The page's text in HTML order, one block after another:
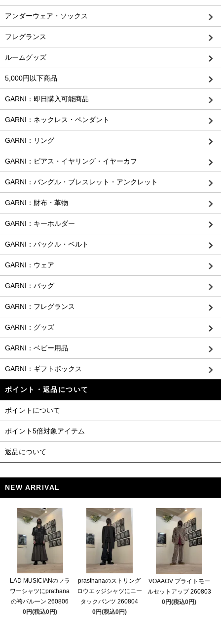
アンダーウェア・ソックス
フレグランス
ルームグッズ
5,000円以下商品
GARNI：即日購入可能商品
GARNI：ネックレス・ペンダント
GARNI：リング
GARNI：ピアス・イヤリング・イヤーカフ
GARNI：バングル・ブレスレット・アンクレット
GARNI：財布・革物
GARNI：キーホルダー
GARNI：バックル・ベルト
GARNI：ウェア
GARNI：バッグ
GARNI：フレグランス
GARNI：グッズ
GARNI：ベビー用品
GARNI：ギフトボックス
ポイント・返品について
ポイントについて
ポイント5倍対象アイテム
返品について
NEW ARRIVAL
LAD MUSICIANのフラ
ワーシャツにprathana
の袴バルーン 260806
0円(税込0円)
prasthanaのストリング
ロウエッジシャツにニー
タックパンツ 260804
0円(税込0円)
VOAAOV ブライトモー
ルセットアップ 260803
0円(税込0円)